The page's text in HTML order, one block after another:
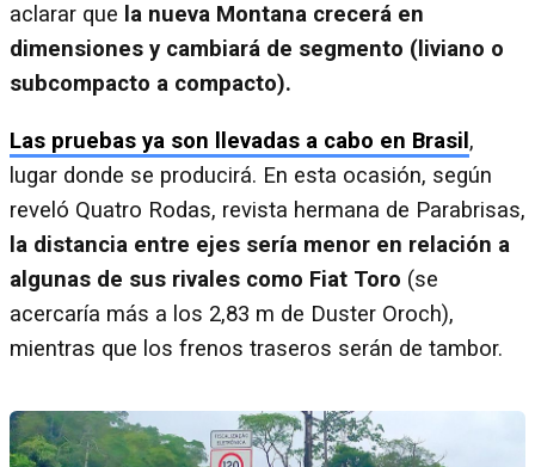
aclarar que la nueva Montana crecerá en
dimensiones y cambiará de segmento (liviano o
subcompacto a compacto).
Las pruebas ya son llevadas a cabo en Brasil ,
lugar donde se producirá. En esta ocasión, según
reveló Quatro Rodas, revista hermana de Parabrisas,
la distancia entre ejes sería menor en relación a
algunas de sus rivales como Fiat Toro (se
acercaría más a los 2,83 m de Duster Oroch),
mientras que los frenos traseros serán de tambor.